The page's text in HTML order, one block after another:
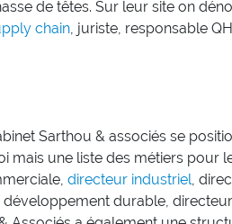
de têtes. Sur leur site on
chain, juriste, responsable
Sarthou & associés se
mais une liste des métiers pour
directeur industriel,
durable,